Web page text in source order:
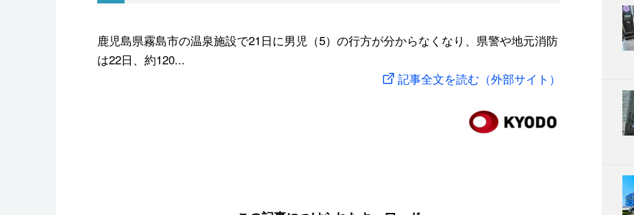
鹿児島県霧島市の温泉施設で21日に男児（5）の行方が分からなくなり、県警や地元消防
は22日、約120...
記事全文を読む（外部サイト）